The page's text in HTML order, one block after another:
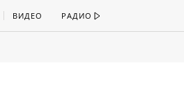
ВИДЕО РАДИО